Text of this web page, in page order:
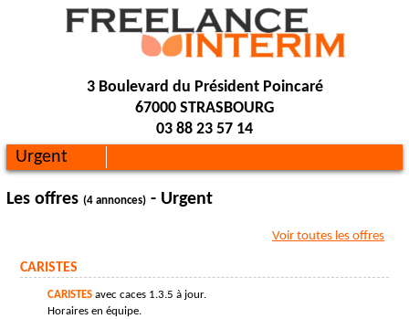
3 Boulevard du Président Poincaré
67000 STRASBOURG
03 88 23 57 14
Urgent
Les offres (4 annonces) - Urgent
Voir toutes les offres
CARISTES
CARISTES avec caces 1.3.5 à jour.
Horaires en équipe.